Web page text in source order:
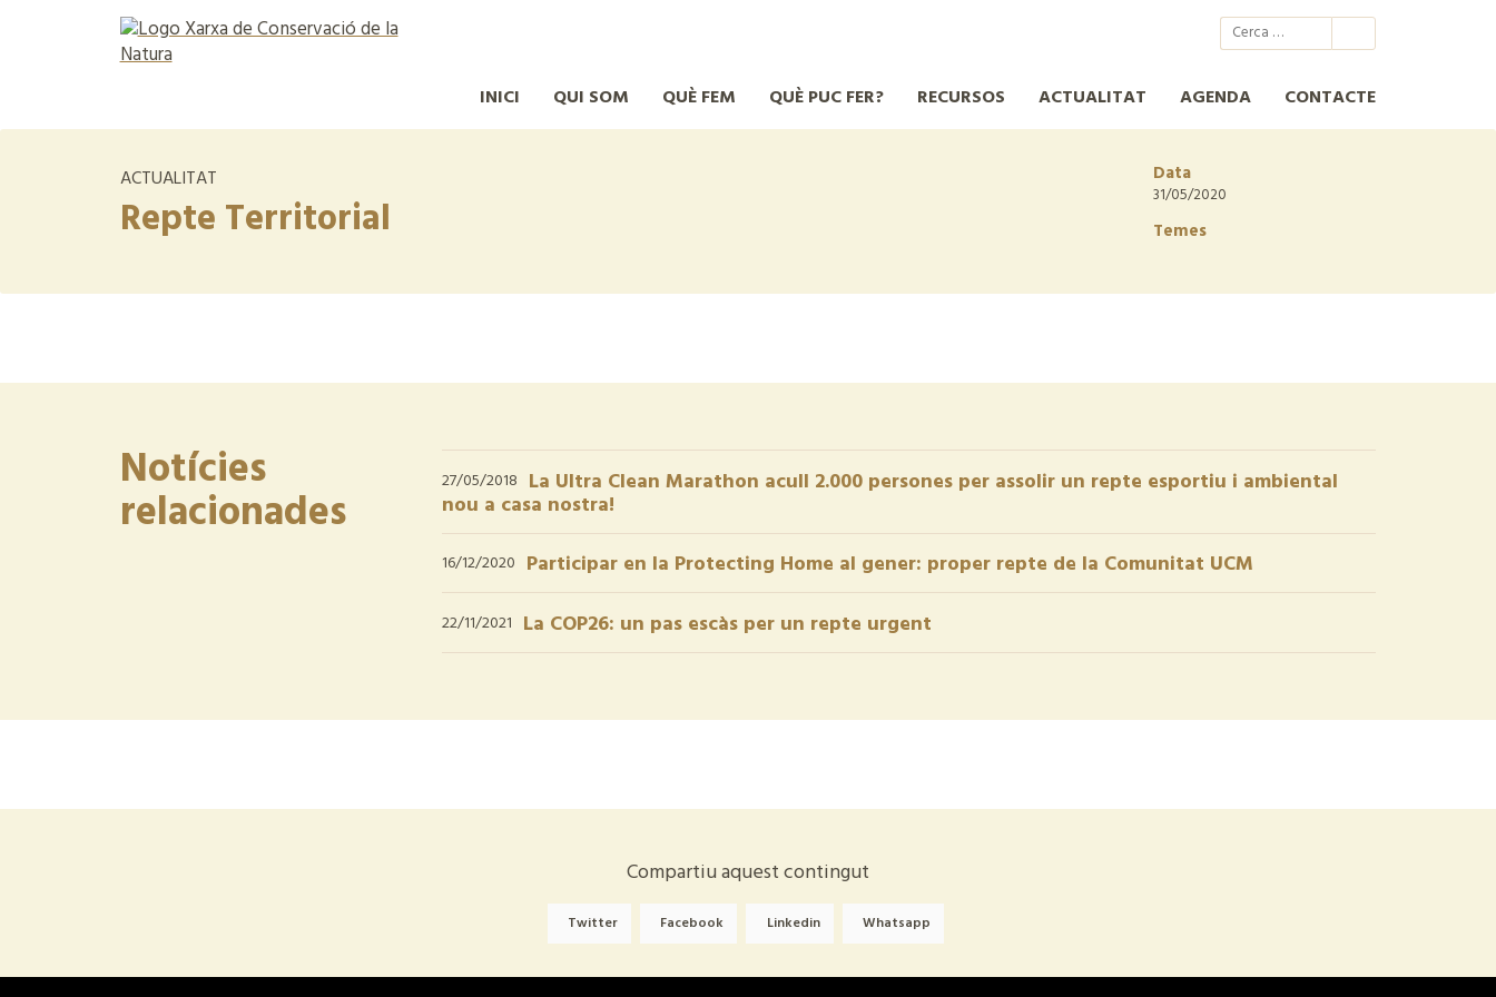
Xarxa per a la Conservació de la Natura
INICI QUI SOM QUÈ FEM QUÈ PUC FER? RECURSOS ACTUALITAT AGENDA CONTACTE
ACTUALITAT
Repte Territorial
Data
31/05/2020
Temes
Notícies
relacionades
27/05/2018 La Ultra Clean Marathon acull 2.000 persones per assolir un repte esportiu i ambiental
nou a casa nostra!
16/12/2020 Participar en la Protecting Home al gener: proper repte de la Comunitat UCM
22/11/2021 La COP26: un pas escàs per un repte urgent
Compartiu aquest contingut
Twitter Facebook Linkedin Whatsapp